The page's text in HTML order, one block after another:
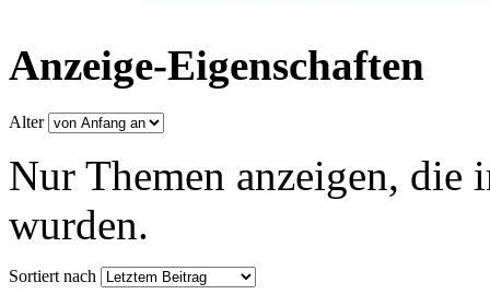
Anzeige-Eigenschaften
Alter
Nur Themen anzeigen, die
wurden.
Sortiert nach